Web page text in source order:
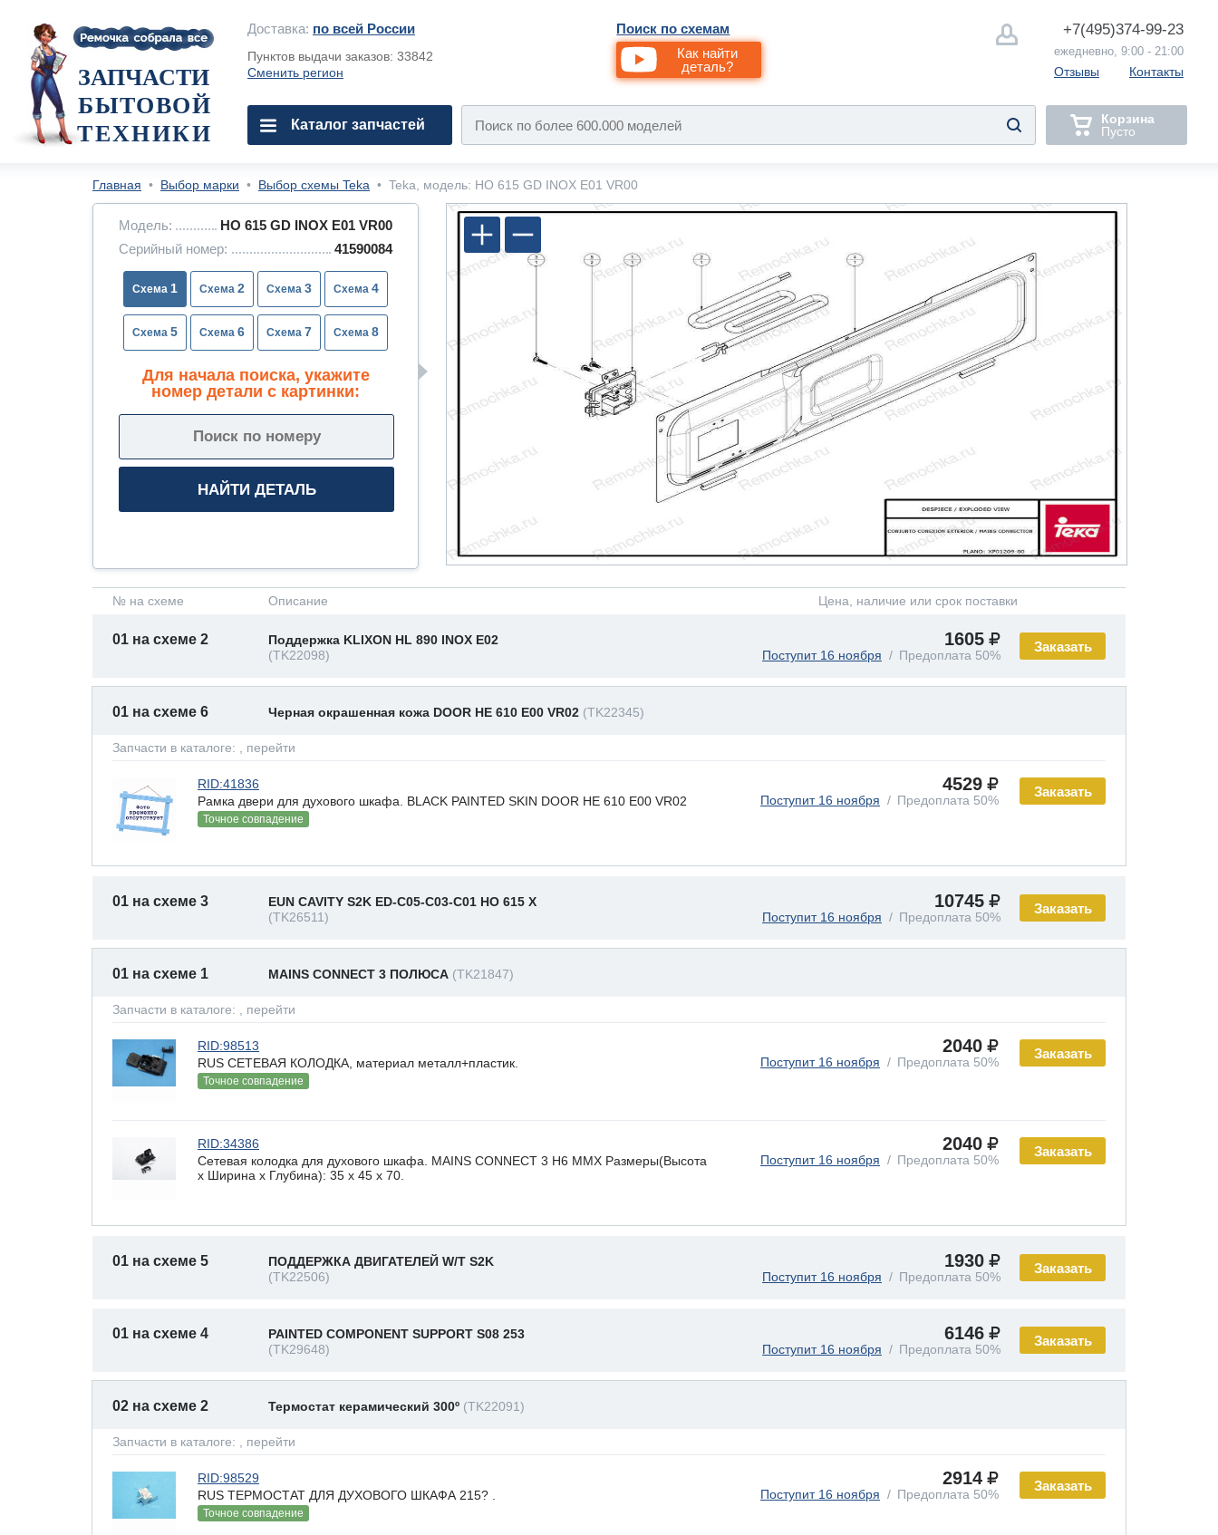
Доставка: по всей России
Пунктов выдачи заказов: 33842
Сменить регион
Поиск по схемам
Как найти
деталь?
+7(495)374-99-23
ежедневно, 9:00 - 21:00
Отзывы Контакты
ЗАПЧАСТИ
БЫТОВОЙ
ТЕХНИКИ
Каталог запчастей
Корзина
Пусто
Главная • Выбор марки • Выбор схемы Teka • Teka, модель: HO 615 GD INOX E01 VR00
Модель:
HO 615 GD INOX E01 VR00
Серийный номер:
41590084
1 2 3 4
5 6 7 8
Для начала поиска, укажите
номер детали с картинки:
№ на схеме Описание Цена, наличие или срок поставки
Заказать
01 на схеме 2
Поддержка KLIXON HL 890 INOX E02
(TK22098)
1605
Поступит 16 ноября Предоплата 50%
01 на схеме 6 Черная окрашенная кожа DOOR HE 610 E00 VR02 (TK22345)
Запчасти в каталоге: , перейти
Заказать
RID:41836
Рамка двери для духового шкафа. BLACK PAINTED SKIN DOOR HE 610 E00 VR02
Точное совпадение
4529
Поступит 16 ноября Предоплата 50%
Заказать
01 на схеме 3
EUN CAVITY S2K ED-C05-C03-C01 HO 615 X
(TK26511)
10745
Поступит 16 ноября Предоплата 50%
01 на схеме 1 MAINS CONNECT 3 ПОЛЮСА (TK21847)
Запчасти в каталоге: , перейти
Заказать
RID:98513
RUS СЕТЕВАЯ КОЛОДКА, материал металл+пластик.
Точное совпадение
2040
Поступит 16 ноября Предоплата 50%
Заказать
RID:34386
Сетевая колодка для духового шкафа. MAINS CONNECT 3 H6 MMX Размеры(Высота
х Ширина х Глубина): 35 x 45 х 70.
2040
Поступит 16 ноября Предоплата 50%
Заказать
01 на схеме 5
ПОДДЕРЖКА ДВИГАТЕЛЕЙ W/T S2K
(TK22506)
1930
Поступит 16 ноября Предоплата 50%
Заказать
01 на схеме 4
PAINTED COMPONENT SUPPORT S08 253
(TK29648)
6146
Поступит 16 ноября Предоплата 50%
02 на схеме 2 Термостат керамический 300º (TK22091)
Запчасти в каталоге: , перейти
Заказать
RID:98529
RUS ТЕРМОСТАТ ДЛЯ ДУХОВОГО ШКАФА 215? .
Точное совпадение
2914
Поступит 16 ноября Предоплата 50%